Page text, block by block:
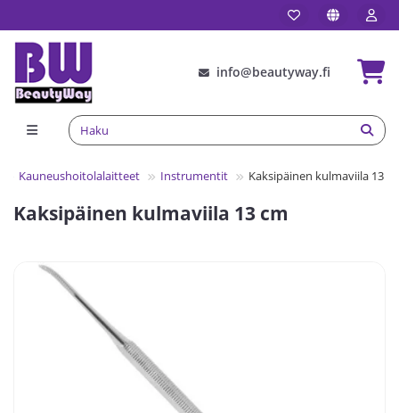
info@beautyway.fi
Kauneushoitolalaitteet Instrumentit Kaksipäinen kulmaviila 13
Kaksipäinen kulmaviila 13 cm